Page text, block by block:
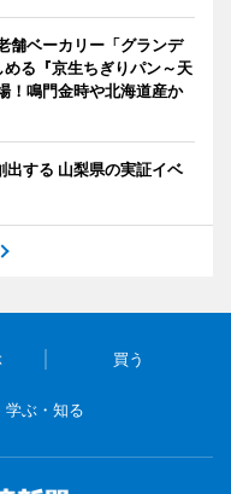
舗ベーカリー「グランデ
る『京生ちぎりパン～天
！鳴門金時や北海道産か
出する 山梨県の実証イベ
買う
学ぶ・知る